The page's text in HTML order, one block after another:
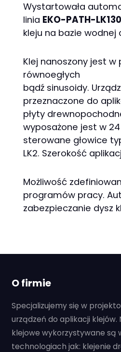
Wystartowała
linia EKO-PATH-
kleju na bazie wodnej
Klej nanoszony jest
równoegłych
bądź sinusoidy.
przeznaczone do
płyty
wyposażone jest w
sterowane głowice
LK2. Szerokość
Możliwość
programów pracy.
zabezpieczanie dysz
O firmie
Specjalizujemy się w
urządzeń do aplikacji klejów.
klejowe wykorzystywane są
technologiach jak: klejenie